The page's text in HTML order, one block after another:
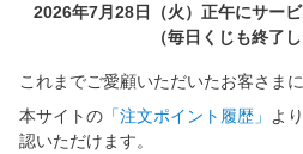
2026年7月28日（火）正午にサー
（毎日くじも終了
これまでご愛顧いただいたお客さま
本サイトの 「注文ポイント履歴」
よ
認いただけます。